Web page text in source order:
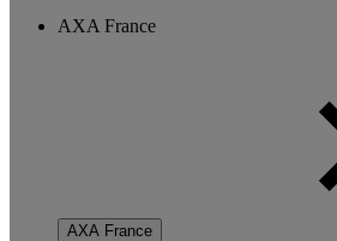
AXA France
AXA France